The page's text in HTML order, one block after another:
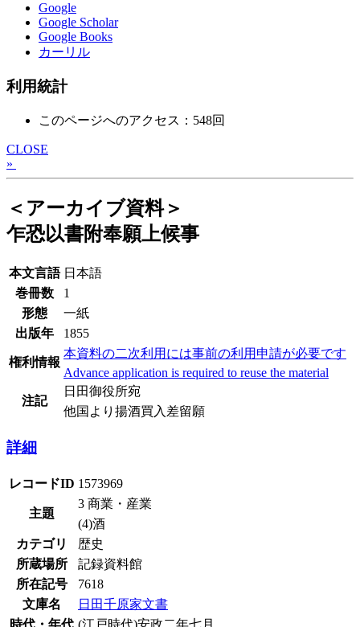
Google
Google Scholar
Google Books
カーリル
利用統計
このページへのアクセス：548回
CLOSE
»
＜アーカイブ資料＞
乍恐以書附奉願上候事
本文言語 日本語
巻冊数
1
形態
一紙
出版年
1855
権利情報
本資料の二次利用には事前の利用申請が必要です
Advance application is required to reuse the material
注記
日田御役所宛
他国より揚酒買入差留願
詳細
レコードID 1573969
主題
3 商業・産業
(4)酒
カテゴリ
歴史
所蔵場所
記録資料館
所在記号
7618
文庫名
日田千原家文書
時代・年代 (江戸時代)安政二年七月